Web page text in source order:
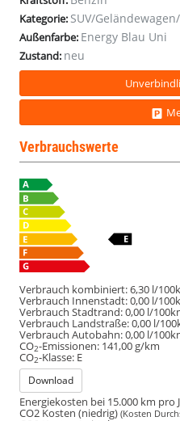
Gang
#LED
#Einparkhilfe
#Navigation
Gang
#LED
#Einparkhilfe
#Navigation
Kategorie: SUV/
Außenfarbe: Energy Blau Uni
Zustand: neu
Verbrauchswerte
Verbrauch kombiniert:6,30 l/
Verbrauch Innenstadt:0,00 l/
Verbrauch Stadtrand:0,00 l/
Verbrauch Landstraße:0,00 l/
Verbrauch Autobahn:0,00 l/
CO2-Emissionen: 141,00 g/km
CO2-Klasse: E
Download
Energiekosten bei 15.000 km pro
CO2 Kosten (niedrig) (Kosten